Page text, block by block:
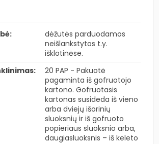
dėžutės parduodamos
neišlankstytos t.y.
išklotinėse.
20 PAP - Pakuotė
pagaminta iš gofruotojo
kartono. Gofruotasis
kartonas susideda iš vieno
arba dviejų išorinių
sluoksnių ir iš gofruoto
popieriaus sluoksnio arba,
daugiasluoksnis – iš keleto